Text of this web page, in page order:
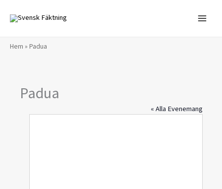
innehåll
Hem » Padua
Padua
« Alla Evenemang